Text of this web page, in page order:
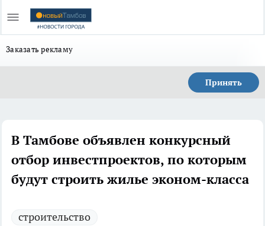
Заказать рекламу
Принять
В Тамбове объявлен конкурсный
отбор инвестпроектов, по которым
будут строить жилье эконом-класса
строительство